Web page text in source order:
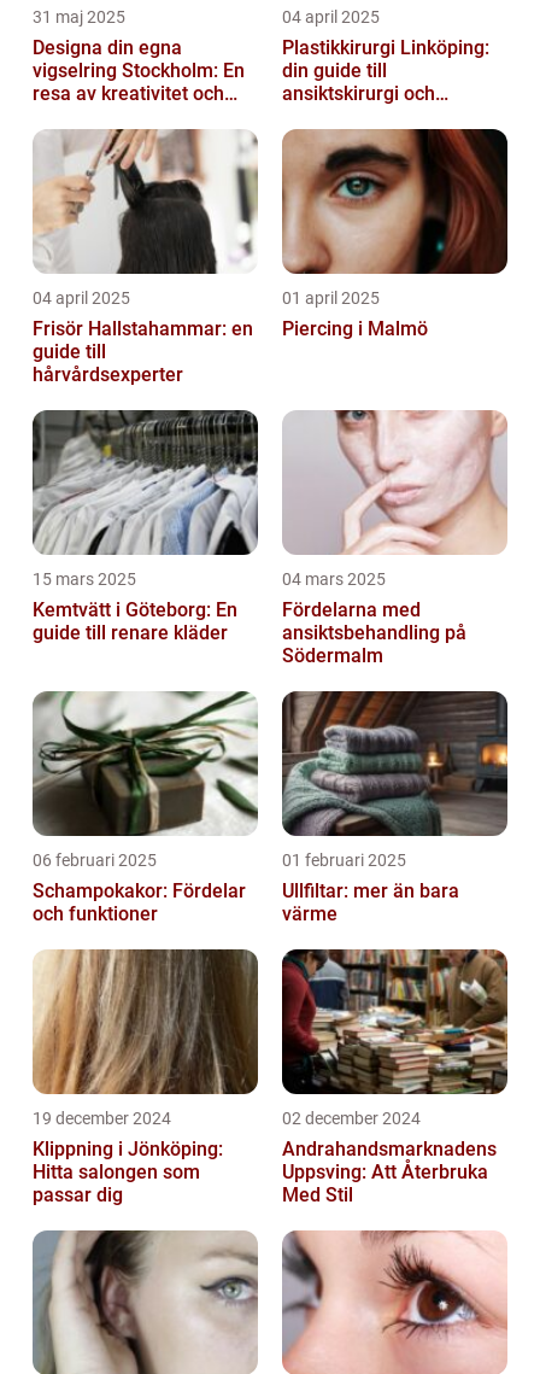
31 maj 2025
Designa din egna
vigselring Stockholm: En
resa av kreativitet och
04 april 2025
Plastikkirurgi Linköping:
din guide till
ansiktskirurgi och
04 april 2025
Frisör Hallstahammar: en
guide till
hårvårdsexperter
01 april 2025
Piercing i Malmö
15 mars 2025
Kemtvätt i Göteborg: En
guide till renare kläder
04 mars 2025
Fördelarna med
ansiktsbehandling på
Södermalm
06 februari 2025
Schampokakor: Fördelar
och funktioner
01 februari 2025
Ullfiltar: mer än bara
värme
19 december 2024
Klippning i Jönköping:
Hitta salongen som
passar dig
02 december 2024
Andrahandsmarknadens
Uppsving: Att Återbruka
Med Stil